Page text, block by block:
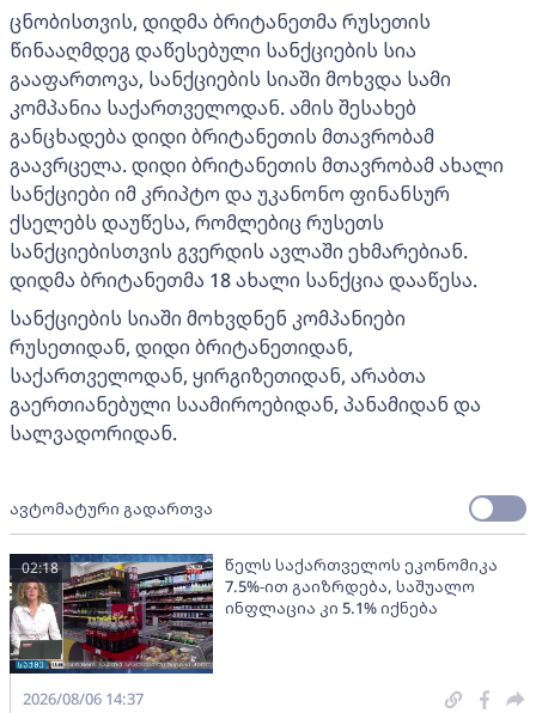
ცნობისთვის, დიდმა ბრიტანეთმა რუსეთის
წინააღმდეგ დაწესებული სანქციების სია
გააფართოვა, სანქციების სიაში მოხვდა სამი
კომპანია საქართველოდან. ამის შესახებ
განცხადება დიდი ბრიტანეთის მთავრობამ
გაავრცელა. დიდი ბრიტანეთის მთავრობამ ახალი
სანქციები იმ კრიპტო და უკანონო ფინანსურ
ქსელებს დაუწესა, რომლებიც რუსეთს
სანქციებისთვის გვერდის ავლაში ეხმარებიან.
დიდმა ბრიტანეთმა 18 ახალი სანქცია დააწესა.
სანქციების სიაში მოხვდნენ კომპანიები
რუსეთიდან, დიდი ბრიტანეთიდან,
საქართველოდან, ყირგიზეთიდან, არაბთა
გაერთიანებული საამიროებიდან, პანამიდან და
სალვადორიდან.
ავტომატური გადართვა
წელს საქართველოს ეკონომიკა
7.5%-ით გაიზრდება, საშუალო
ინფლაცია კი 5.1% იქნება
02:18
2026/08/06 14:37